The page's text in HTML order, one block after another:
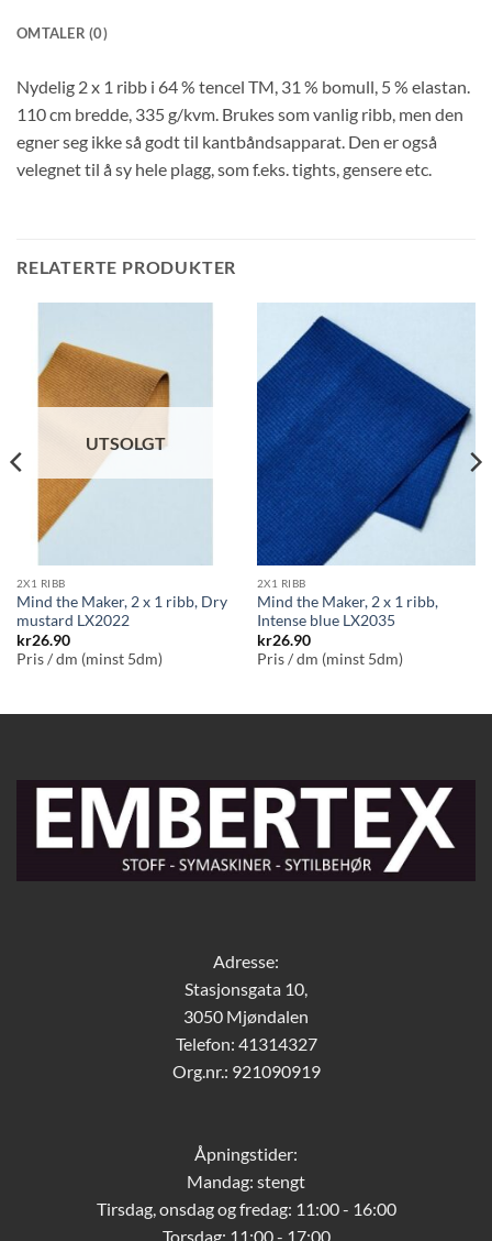
OMTALER (0)
Nydelig 2 x 1 ribb i 64 % tencel TM, 31 % bomull, 5 % elastan.
110 cm bredde, 335 g/kvm. Brukes som vanlig ribb, men den
egner seg ikke så godt til kantbåndsapparat. Den er også
velegnet til å sy hele plagg, som f.eks. tights, gensere etc.
RELATERTE PRODUKTER
UTSOLGT
2X1 RIBB
Mind the Maker, 2 x 1 ribb, Dry
mustard LX2022
kr26.90
Pris / dm (minst 5dm)
2X1 RIBB
Mind the Maker, 2 x 1 ribb,
Intense blue LX2035
kr26.90
Pris / dm (minst 5dm)
Adresse:
Stasjonsgata 10,
3050 Mjøndalen
Telefon: 41314327
Org.nr.: 921090919
Åpningstider:
Mandag: stengt
Tirsdag, onsdag og fredag: 11:00 - 16:00
Torsdag: 11:00 - 17:00